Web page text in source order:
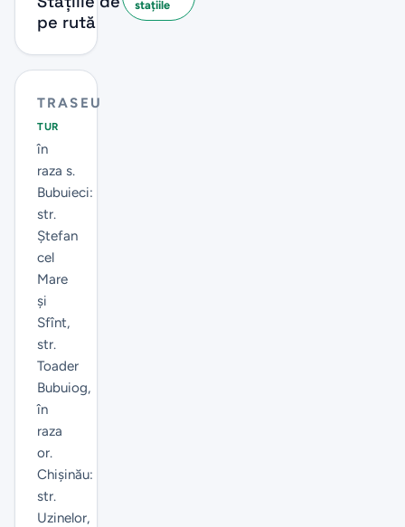
pe rută
stațiile
TRASEU
TUR
în
raza s.
Bubuieci:
str.
Ștefan
cel
Mare
și
Sfînt,
str.
Toader
Bubuiog,
în
raza
or.
Chișinău:
str.
Uzinelor,